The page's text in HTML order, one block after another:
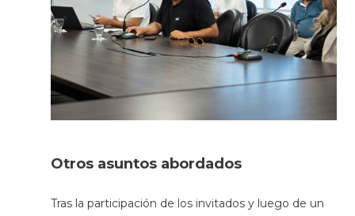
Otros asuntos abordados
Tras la participación de los invitados y luego de un